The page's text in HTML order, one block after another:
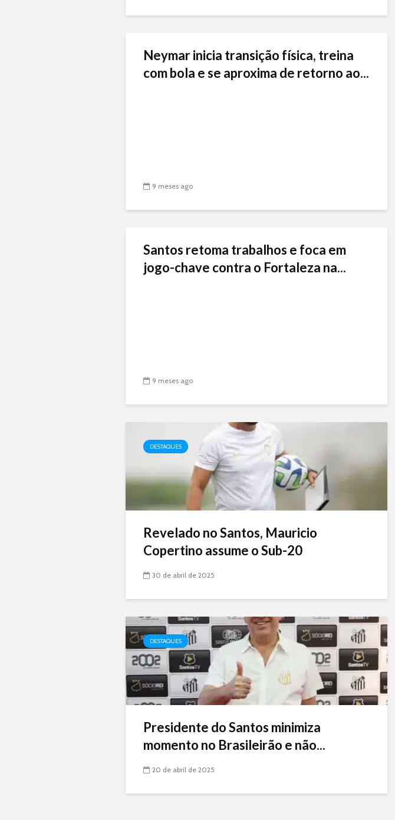
Neymar inicia transição física, treina
com bola e se aproxima de retorno ao...
9 meses ago
Santos retoma trabalhos e foca em
jogo-chave contra o Fortaleza na...
9 meses ago
DESTAQUES
Revelado no Santos, Mauricio
Copertino assume o Sub-20
30 de abril de 2025
DESTAQUES
Presidente do Santos minimiza
momento no Brasileirão e não...
20 de abril de 2025